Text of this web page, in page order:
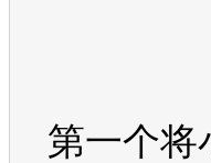
第一个将